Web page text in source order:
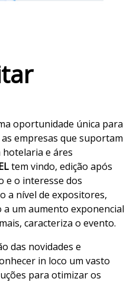
oportunidade única para
empresas que suportam
e áres
tem vindo, edição após
e o interesse dos
a nível de expositores,
um aumento exponencial
caracteriza o evento.
das novidades e
in loco um vasto
para otimizar os